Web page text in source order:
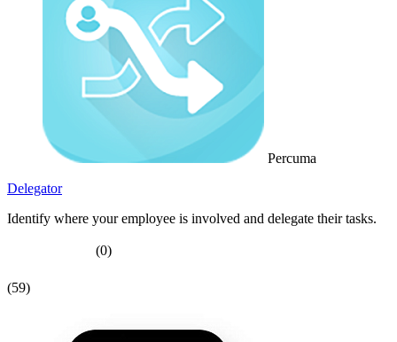
Percuma
Delegator
Identify where your employee is involved and delegate their tasks.
(0)
(59)